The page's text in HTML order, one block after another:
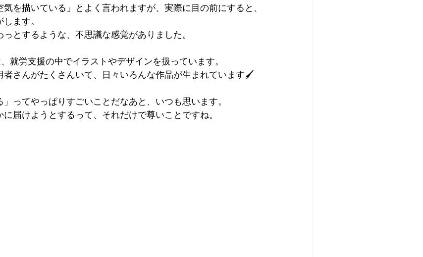
を描いている」とよく言われますが、実際に目の前にすると、
ます。
とするような、不思議な感覚がありました。
就労支援の中でイラストやデザインを扱っています。
者さんがたくさんいて、日々いろんな作品が生まれています🖌️
ってやっぱりすごいことだなあと、いつも思います。
届けようとするって、それだけで尊いことですね。